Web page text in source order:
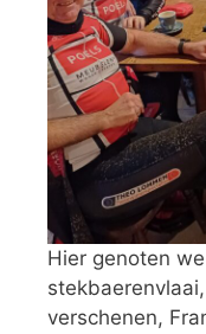
Hier genoten
verschenen,